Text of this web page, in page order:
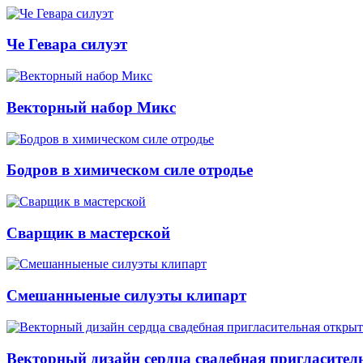
Че Гевара силуэт
Векторный набор Микс
Бодров в химическом силе отродье
Сварщик в мастерской
Смешанныеные силуэты клипарт
Векторный дизайн сердца свадебная